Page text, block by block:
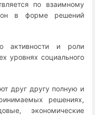
по взаимному
в форме решений
активности и роли
уровнях социального
друг другу полную и
решениях,
экономические